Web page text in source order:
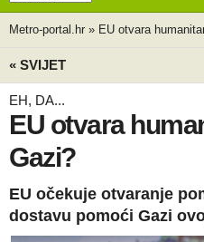
Metro-portal.hr » EU otvara
« SVIJET
EH, DA...
EU otvara
Gazi?
EU očekuje otvaranje
dostavu pomoći Gazi